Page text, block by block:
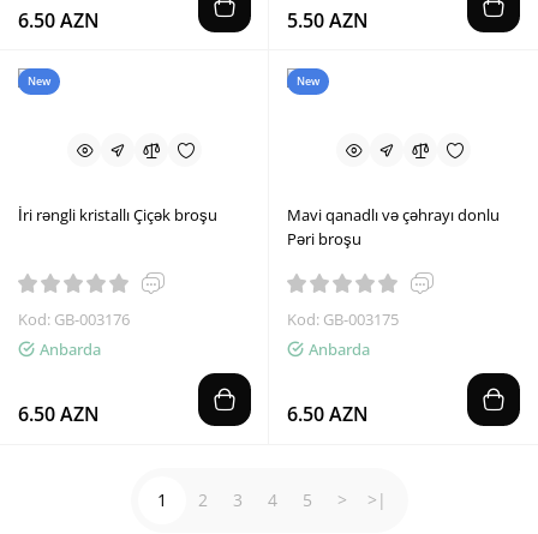
6.50 AZN 5.50 AZN
New
İri rəngli kristallı Çiçək broşu
Kod: GB-003176
Anbarda
6.50 AZN
New
Mavi qanadlı və çəhrayı donlu
Pəri broşu
Kod: GB-003175
Anbarda
6.50 AZN
1 2 3 4 5 > >|